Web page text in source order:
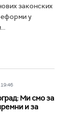
законских
у
Ми смо за
и за